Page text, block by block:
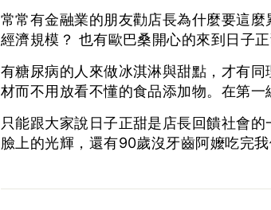
常常有金融業的朋友勸店長為什麼要這
經濟規模？ 也有歐巴桑開心的來到日子
有糖尿病的人來做冰淇淋與甜點，才有
材而不用放看不懂的食品添加物。在第
只能跟大家說日子正甜是店長回饋社會
臉上的光輝，還有90歲沒牙齒阿嬤吃完